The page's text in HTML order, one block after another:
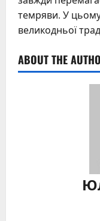
темряви. У цьому
великодньої
ABOUT THE